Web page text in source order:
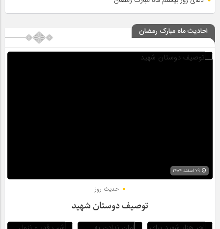
احادیث ماه مبارک رمضان
حدیث روز
توصیف دوستان شهید